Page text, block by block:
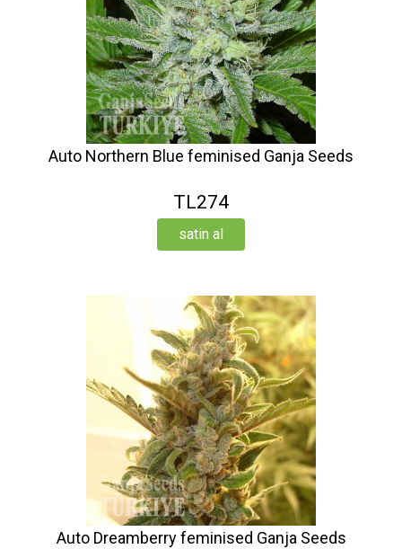
Auto Northern Blue feminised Ganja Seeds
TL274
satin al
Auto Dreamberry feminised Ganja Seeds